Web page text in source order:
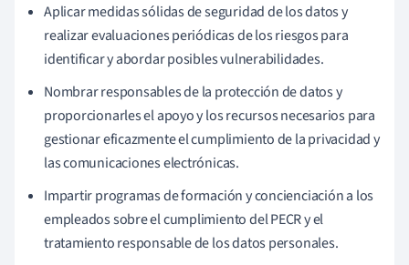
Aplicar medidas sólidas de seguridad de los datos y
realizar evaluaciones periódicas de los riesgos para
identificar y abordar posibles vulnerabilidades.
Nombrar responsables de la protección de datos y
proporcionarles el apoyo y los recursos necesarios para
gestionar eficazmente el cumplimiento de la privacidad y
las comunicaciones electrónicas.
Impartir programas de formación y concienciación a los
empleados sobre el cumplimiento del PECR y el
tratamiento responsable de los datos personales.